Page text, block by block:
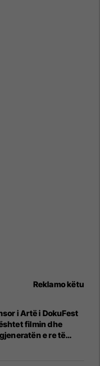
Reklamo këtu
i Artë i DokuFest
filmin dhe
e re të